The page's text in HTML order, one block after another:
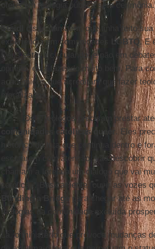
oferecem teologia pública sem
Steidl
disse, também, que tinha feito
experiência em comunidades
LGBTQ. E
Deus estava circulando, e não em
opinião, está fazendo muito bem. Para
acadêmicos que acreditam que fazer
moralizados:
". . . . Os [T]eólogos precisam prestar
comunidades católicas queer
. Eles
histórico de luta que continua dentro e
escutarem com atenção, vão descobrir
chamam a Igreja a um diálogo que vai
católica... Basicamente, ouvir as vozes
Building a Bridgepara chegar até as
teologias da comunidade excluída
Lá, o ministério que provoca mudanças